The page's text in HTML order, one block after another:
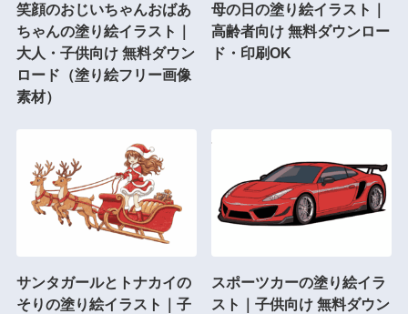
笑顔のおじいちゃんおばあ
ちゃんの塗り絵イラスト｜
大人・子供向け 無料ダウン
ロード（塗り絵フリー画像
素材）
母の日の塗り絵イラスト｜
高齢者向け 無料ダウンロー
ド・印刷OK
サンタガールとトナカイの
そりの塗り絵イラスト｜子
スポーツカーの塗り絵イラ
スト｜子供向け 無料ダウン